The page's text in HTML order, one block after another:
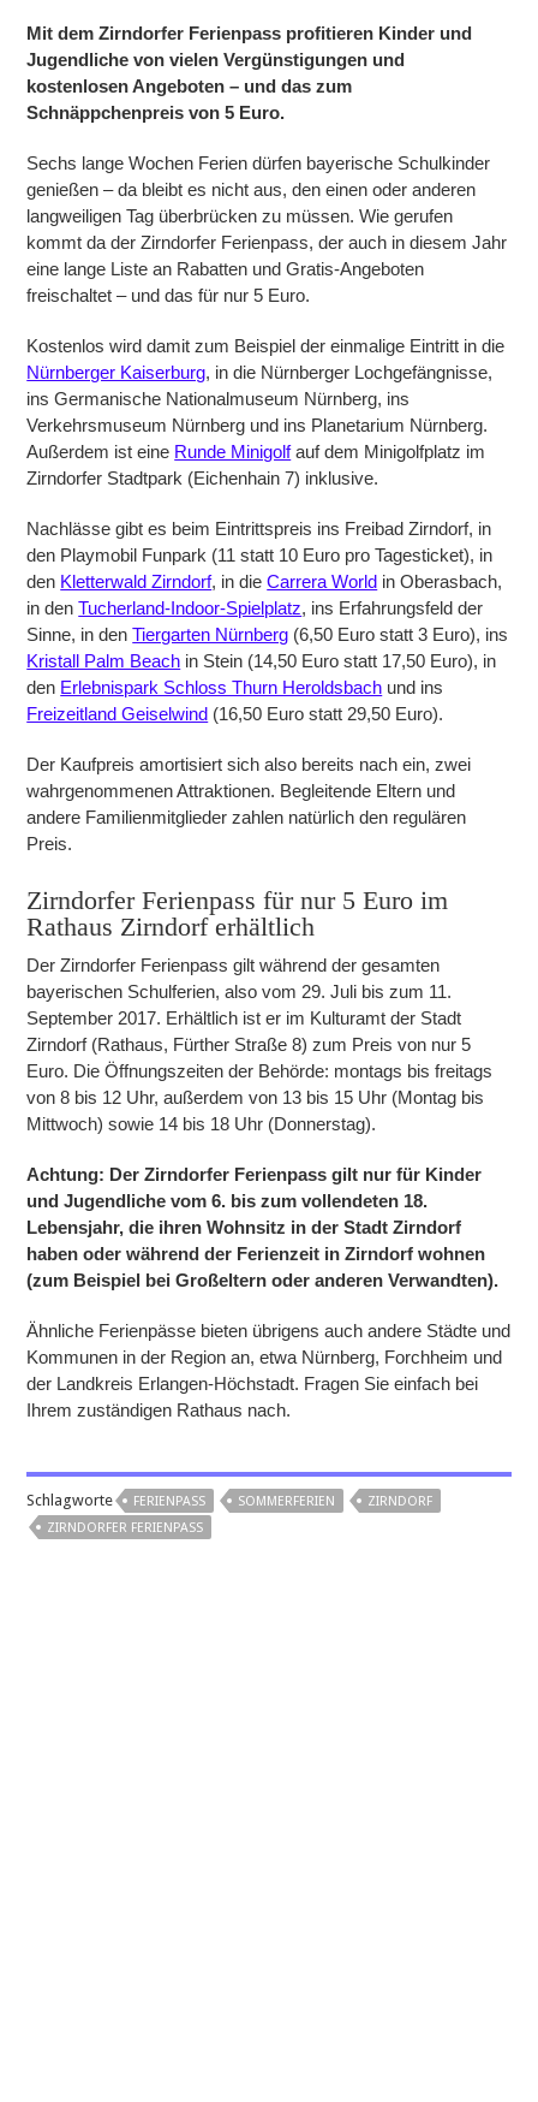
Mit dem Zirndorfer Ferienpass profitieren Kinder und
Jugendliche von vielen Vergünstigungen und
kostenlosen Angeboten – und das zum
Schnäppchenpreis von 5 Euro.
Sechs lange Wochen Ferien dürfen bayerische Schulkinder
genießen – da bleibt es nicht aus, den einen oder anderen
langweiligen Tag überbrücken zu müssen. Wie gerufen
kommt da der Zirndorfer Ferienpass, der auch in diesem Jahr
eine lange Liste an Rabatten und Gratis-Angeboten
freischaltet – und das für nur 5 Euro.
Kostenlos wird damit zum Beispiel der einmalige Eintritt in die
Nürnberger Kaiserburg, in die Nürnberger Lochgefängnisse,
ins Germanische Nationalmuseum Nürnberg, ins
Verkehrsmuseum Nürnberg und ins Planetarium Nürnberg.
Außerdem ist eine Runde Minigolfauf dem Minigolfplatz im
Zirndorfer Stadtpark (Eichenhain 7) inklusive.
Nachlässe gibt es beim Eintrittspreis ins Freibad Zirndorf, in
den Playmobil Funpark (11 statt 10 Euro pro Tagesticket), in
den Kletterwald Zirndorf, in dieCarrera World in Oberasbach,
in denTucherland-Indoor-Spielplatz, ins Erfahrungsfeld der
Sinne, in denTiergarten Nürnberg (6,50 Euro statt 3 Euro), ins
Kristall Palm Beach in Stein (14,50 Euro statt 17,50 Euro), in
den Erlebnispark Schloss Thurn Heroldsbach und ins
Freizeitland Geiselwind (16,50 Euro statt 29,50 Euro).
Der Kaufpreis amortisiert sich also bereits nach ein, zwei
wahrgenommenen Attraktionen. Begleitende Eltern und
andere Familienmitglieder zahlen natürlich den regulären
Preis.
Zirndorfer Ferienpass für nur 5 Euro im
Rathaus Zirndorf erhältlich
Der Zirndorfer Ferienpass gilt während der gesamten
bayerischen Schulferien, also vom 29. Juli bis zum 11.
September 2017. Erhältlich ist er im Kulturamt der Stadt
Zirndorf (Rathaus, Fürther Straße 8) zum Preis von nur 5
Euro. Die Öffnungszeiten der Behörde: montags bis freitags
von 8 bis 12 Uhr, außerdem von 13 bis 15 Uhr (Montag bis
Mittwoch) sowie 14 bis 18 Uhr (Donnerstag).
Achtung: Der Zirndorfer Ferienpass gilt nur für Kinder
und Jugendliche vom 6. bis zum vollendeten 18.
Lebensjahr, die ihren Wohnsitz in der Stadt Zirndorf
haben oder während der Ferienzeit in Zirndorf wohnen
(zum Beispiel bei Großeltern oder anderen Verwandten).
Ähnliche Ferienpässe bieten übrigens auch andere Städte und
Kommunen in der Region an, etwa Nürnberg, Forchheim und
der Landkreis Erlangen-Höchstadt. Fragen Sie einfach bei
Ihrem zuständigen Rathaus nach.
Schlagworte FERIENPASS SOMMERFERIEN
ZIRNDORF
ZIRNDORFER FERIENPASS